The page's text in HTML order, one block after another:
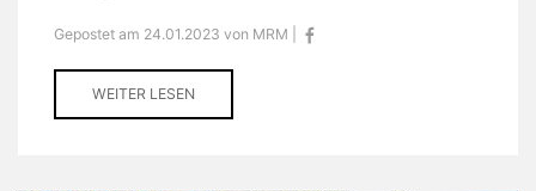
Gepostet am 24.01.2023 von MRM |
WEITER LESEN